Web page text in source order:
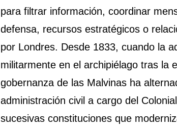
para filtrar información, coordinar
defensa, recursos estratégicos o
por Londres. Desde 1833, cuando la
militarmente en el archipiélago tras la
gobernanza de las Malvinas ha
administración civil a cargo del
sucesivas constituciones que